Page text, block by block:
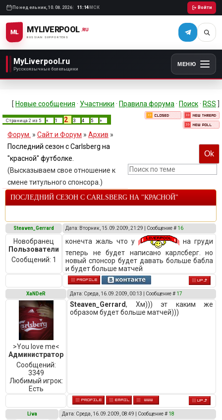
Понедельник, 10.08.2026 11:14 МСК Войти
ML MYLIVERPOOL
RUSSIAN SUPPORTERS
.RU
MyLiverpool.ru
Русскоязычные болельщики
МЕНЮ
[ Новые сообщения · Участники · Правила форума · Поиск · RSS
Страница 2 из 5 « 1 2 3 4 5 »
Форум. » Сайт и Форум » Архив »
Последний сезон с Carlsberg на
"красной" футболке.
(Высказываем свое отношение к
смене титульного спонсора.)
ПОСЛЕДНИЙ СЕЗОН С CARLSBERG НА "КРАСНОЙ"
Steaven_Gerrard Дата: Вторник, 15.09.2009, 21:29 | Сообщение # 16
Новобранец
Пользователи
Сообщений: 1
конечта жаль что у
на груди
теперь не будет написано карлсберг. но
новый спонсор будет давать больше бабла
и будет больше матчей
XaNDeR Дата: Среда, 16.09.2009, 00:13 | Сообщение # 17
>You love me<
Администратор
Сообщений:
3349
Любимый игрок:
Есть
Steaven_Gerrard, Хм))) эт каким же
образом будет больше матчей)))
Liva Дата: Среда, 16.09.2009, 08:49 | Сообщение # 18